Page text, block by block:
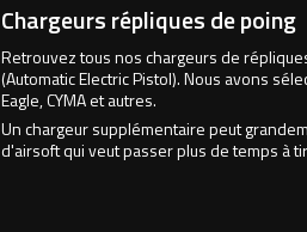
Chargeurs répliques de poing
Retrouvez tous nos chargeurs de
(Automatic Electric Pistol). Nous avons
Eagle, CYMA et autres.
Un chargeur supplémentaire peut
d'airsoft qui veut passer plus de temps à